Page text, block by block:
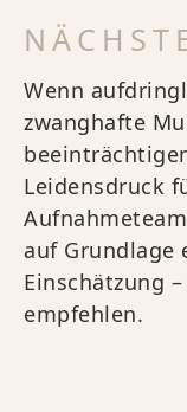
Wenn
zwanghafte
Leidensdruck
auf Grundlage
Einschätzung
empfehlen.